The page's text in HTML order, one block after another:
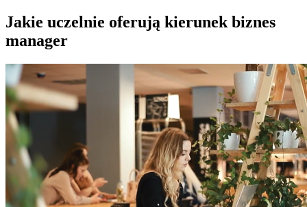
Jakie uczelnie oferują kierunek biznes
manager